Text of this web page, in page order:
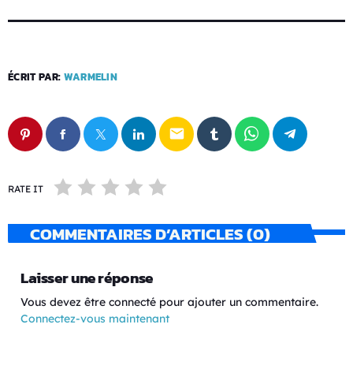
ÉCRIT PAR: WARMELIN
email
RATE IT
COMMENTAIRES D’ARTICLES (0)
Laisser une réponse
Vous devez être connecté pour ajouter un commentaire.
Connectez-vous maintenant